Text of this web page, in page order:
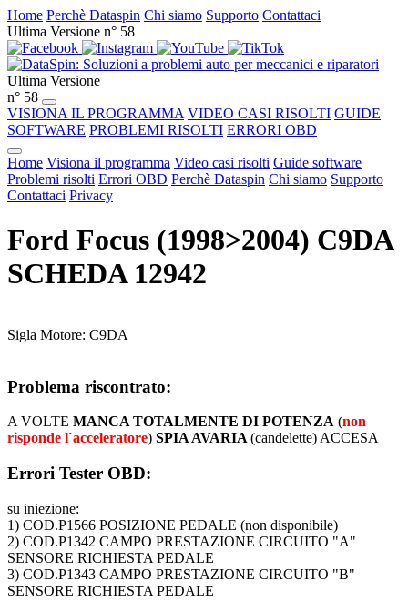
Home Perchè Dataspin Chi siamo Supporto Contattaci
Ultima Versione n° 58
Ultima Versione
n° 58
VISIONA IL PROGRAMMA VIDEO CASI RISOLTI GUIDE
SOFTWARE PROBLEMI RISOLTI ERRORI OBD
Home Visiona il programma Video casi risolti Guide software
Problemi risolti Errori OBD Perchè Dataspin Chi siamo Supporto
Contattaci Privacy
Ford Focus (1998>2004) C9DA
SCHEDA 12942
Sigla Motore: C9DA
Problema riscontrato:
A VOLTE MANCA TOTALMENTE DI POTENZA (non
risponde l`acceleratore) SPIA AVARIA (candelette) ACCESA
Errori Tester OBD:
su iniezione:
1) COD.P1566 POSIZIONE PEDALE (non disponibile)
2) COD.P1342 CAMPO PRESTAZIONE CIRCUITO "A"
SENSORE RICHIESTA PEDALE
3) COD.P1343 CAMPO PRESTAZIONE CIRCUITO "B"
SENSORE RICHIESTA PEDALE